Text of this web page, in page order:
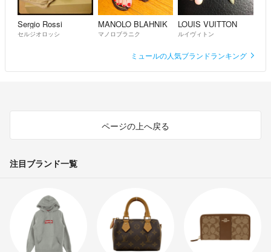
Sergio Rossi
セルジオロッシ
MANOLO BLAHNIK
マノロブラニク
LOUIS VUITTON
ルイヴィトン
ミュールの人気ブランドランキング
ページの上へ戻る
注目ブランド一覧